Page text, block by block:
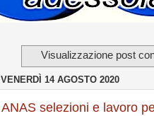
Visualizzazione post
VENERDÌ 14 AGOSTO 2020
ANAS selezioni e lavoro